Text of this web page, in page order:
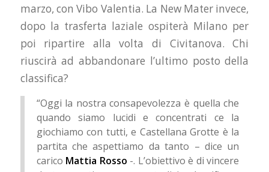
marzo, con Vibo Valentia. La New Mater invece,
dopo la trasferta laziale ospiterà Milano per
poi ripartire alla volta di Civitanova. Chi
riuscirà ad abbandonare l’ultimo posto della
classifica?
“Oggi la nostra consapevolezza è quella che
quando siamo lucidi e concentrati ce la
giochiamo con tutti, e Castellana Grotte è la
partita che aspettiamo da tanto – dice un
carico Mattia Rosso -. L’obiettivo è di vincere